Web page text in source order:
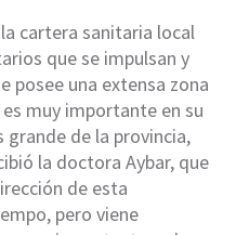
cartera sanitaria local
que se impulsan y
posee una extensa zona
muy importante en su
grande de la provincia,
la doctora Aybar, que
de esta
pero viene